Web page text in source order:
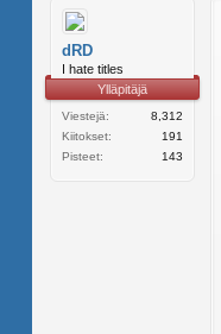
dRD
I hate titles
Ylläpitäjä
Viestejä:
8,312
Kiitokset:
191
Pisteet:
143